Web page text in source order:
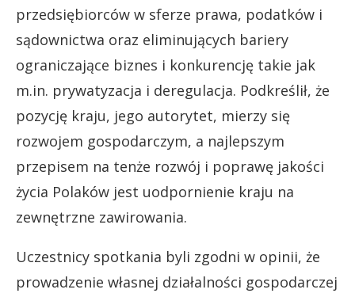
przedsiębiorców w sferze prawa, podatków i
sądownictwa oraz eliminujących bariery
ograniczające biznes i konkurencję takie jak
m.in. prywatyzacja i deregulacja. Podkreślił, że
pozycję kraju, jego autorytet, mierzy się
rozwojem gospodarczym, a najlepszym
przepisem na tenże rozwój i poprawę jakości
życia Polaków jest uodpornienie kraju na
zewnętrzne zawirowania.
Uczestnicy spotkania byli zgodni w opinii, że
prowadzenie własnej działalności gospodarczej